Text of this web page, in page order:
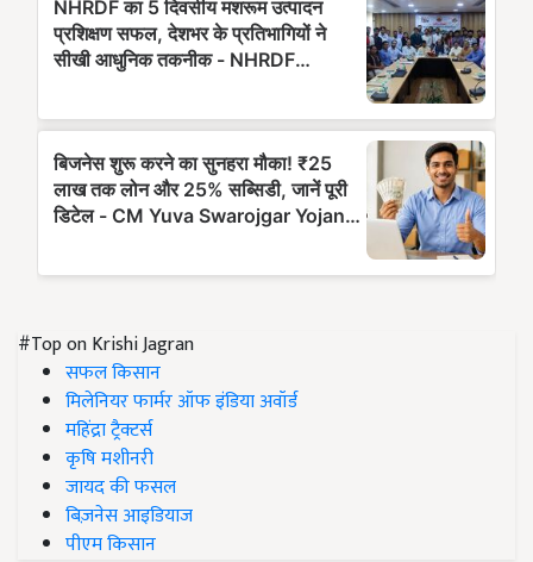
#Top on Krishi Jagran
सफल किसान
मिलेनियर फार्मर ऑफ इंडिया अवॉर्ड
महिंद्रा ट्रैक्टर्स
कृषि मशीनरी
जायद की फसल
बिज़नेस आइडियाज
पीएम किसान